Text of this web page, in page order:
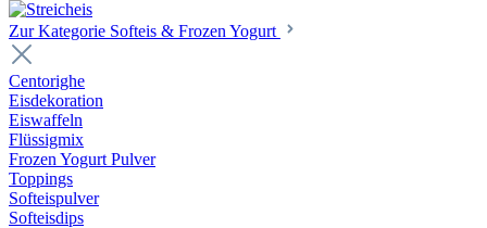
Zur Kategorie Softeis & Frozen Yogurt
Centorighe
Eisdekoration
Eiswaffeln
Flüssigmix
Frozen Yogurt Pulver
Toppings
Softeispulver
Softeisdips